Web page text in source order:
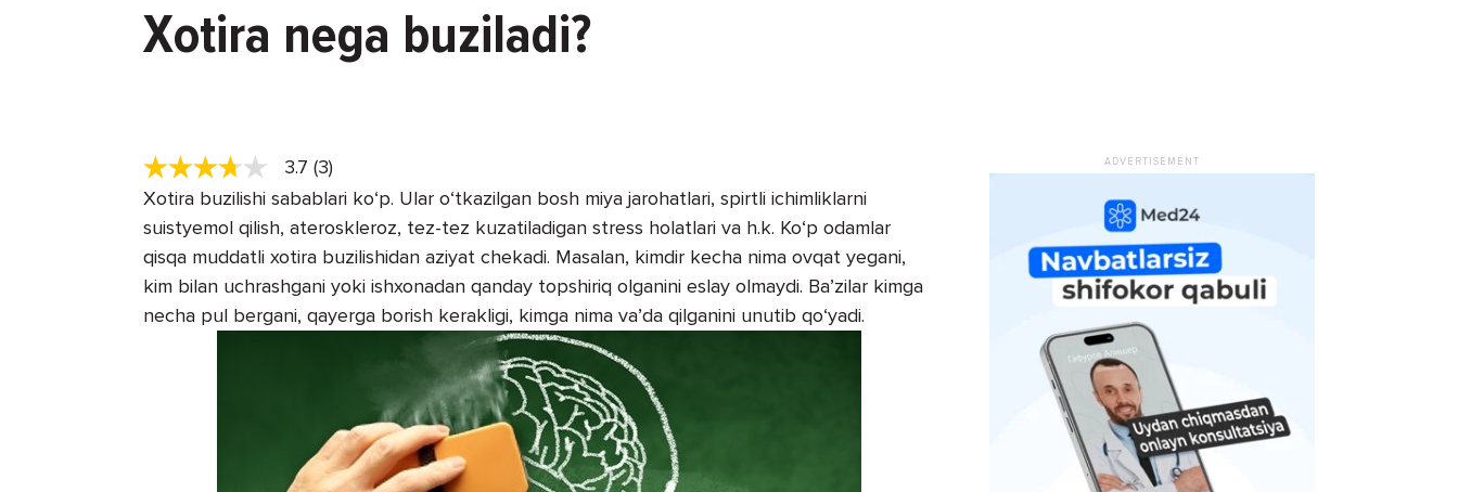
Xotira nega buziladi?
3.7 (3)
Xotira buzilishi sabablari ko‘p. Ular o‘tkazilgan bosh miya jarohatlari, spirtli ichimliklarni
suistyemol qilish, ateroskleroz, tez-tez kuzatiladigan stress holatlari va h.k. Ko‘p odamlar
qisqa muddatli xotira buzilishidan aziyat chekadi. Masalan, kimdir kecha nima ovqat yegani,
kim bilan uchrashgani yoki ishxonadan qanday topshiriq olganini eslay olmaydi. Ba’zilar kimga
necha pul bergani, qayerga borish kerakligi, kimga nima va’da qilganini unutib qo‘yadi.